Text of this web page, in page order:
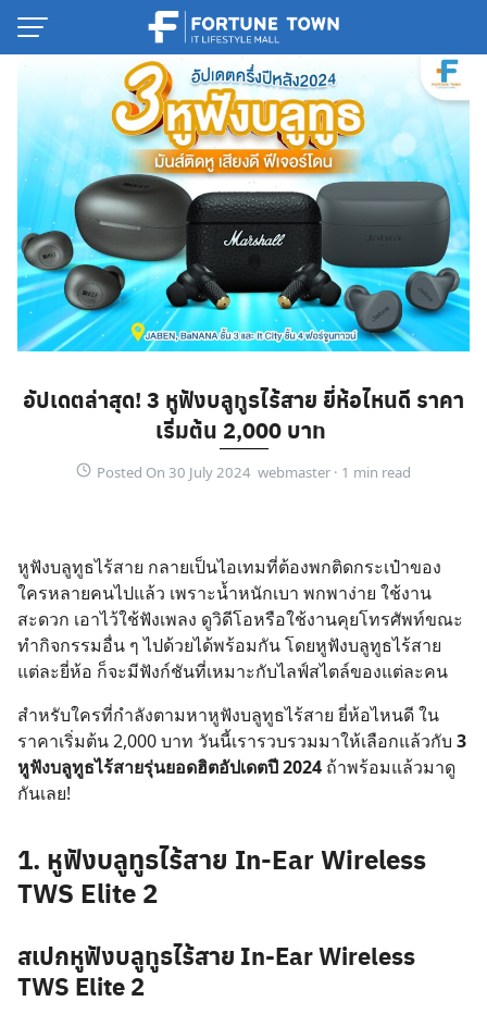
Skip
content
อัปเดตล่าสุด! 3 หูฟังบลูทูธไร้สาย ยี่ห้อไหนดี ราคา
เริ่มต้น 2,000 บาท
Posted On 30 July 2024 webmaster ·
หูฟังบลูทูธไร้สาย กลายเป็นไอเทมที่ต้องพกติดกระเป๋าของ
ใครหลายคนไปแล้ว เพราะน้ำหนักเบา พกพาง่าย ใช้งาน
สะดวก เอาไว้ใช้ฟังเพลง ดูวิดีโอหรือใช้งานคุยโทรศัพท์ขณะ
ทำกิจกรรมอื่น ๆ ไปด้วยได้พร้อมกัน โดยหูฟังบลูทูธไร้สาย
แต่ละยี่ห้อ ก็จะมีฟังก์ชันที่เหมาะกับไลฟ์สไตล์ของแต่ละคน
สำหรับใครที่กำลังตามหาหูฟังบลูทูธไร้สาย ยี่ห้อไหนดี ใน
ราคาเริ่มต้น 2,000 บาท วันนี้เรารวบรวมมาให้เลือกแล้วกับ 3
หูฟังบลูทูธไร้สายรุ่นยอดฮิตอัปเดตปี 2024 ถ้าพร้อมแล้วมาดู
กันเลย!
1. หูฟังบลูทูธไร้สาย In-Ear Wireless
TWS Elite 2
สเปกหูฟังบลูทูธไร้สาย In-Ear Wireless
TWS Elite 2